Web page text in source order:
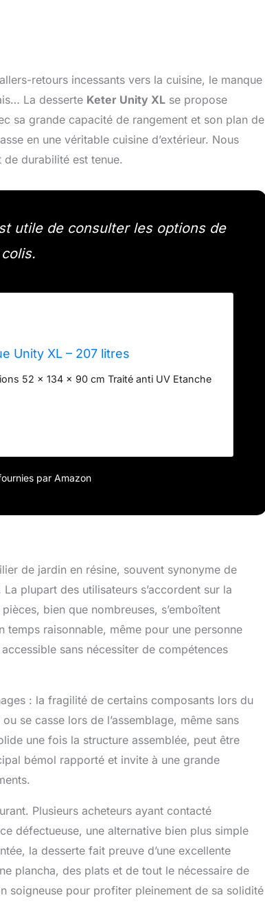
retours incessants vers la cuisine, le manque
La desserte Keter Unity XL se propose
sa grande capacité de rangement et son plan de
en une véritable cuisine d’extérieur. Nous
durabilité est tenue.
utile de consulter les options de
Unity XL – 207 litres
52 x 134 x 90 cm Traité anti UV Etanche
par Amazon
de jardin en résine, souvent synonyme de
plupart des utilisateurs s’accordent sur la
bien que nombreuses, s’emboîtent
raisonnable, même pour une personne
sans nécessiter de compétences
: la fragilité de certains composants lors du
se casse lors de l’assemblage, même sans
une fois la structure assemblée, peut être
bémol rapporté et invite à une grande
Plusieurs acheteurs ayant contacté
défectueuse, une alternative bien plus simple
la desserte fait preuve d’une excellente
plancha, des plats et de tout le nécessaire de
soigneuse pour profiter pleinement de sa solidité